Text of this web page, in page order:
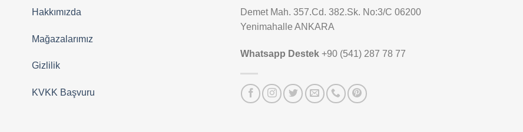
Hakkımızda
Mağazalarımız
Gizlilik
KVKK Başvuru
Demet Mah. 357.Cd. 382.Sk. No:3/C 06200
Yenimahalle ANKARA
Whatsapp Destek +90 (541) 287 78 77